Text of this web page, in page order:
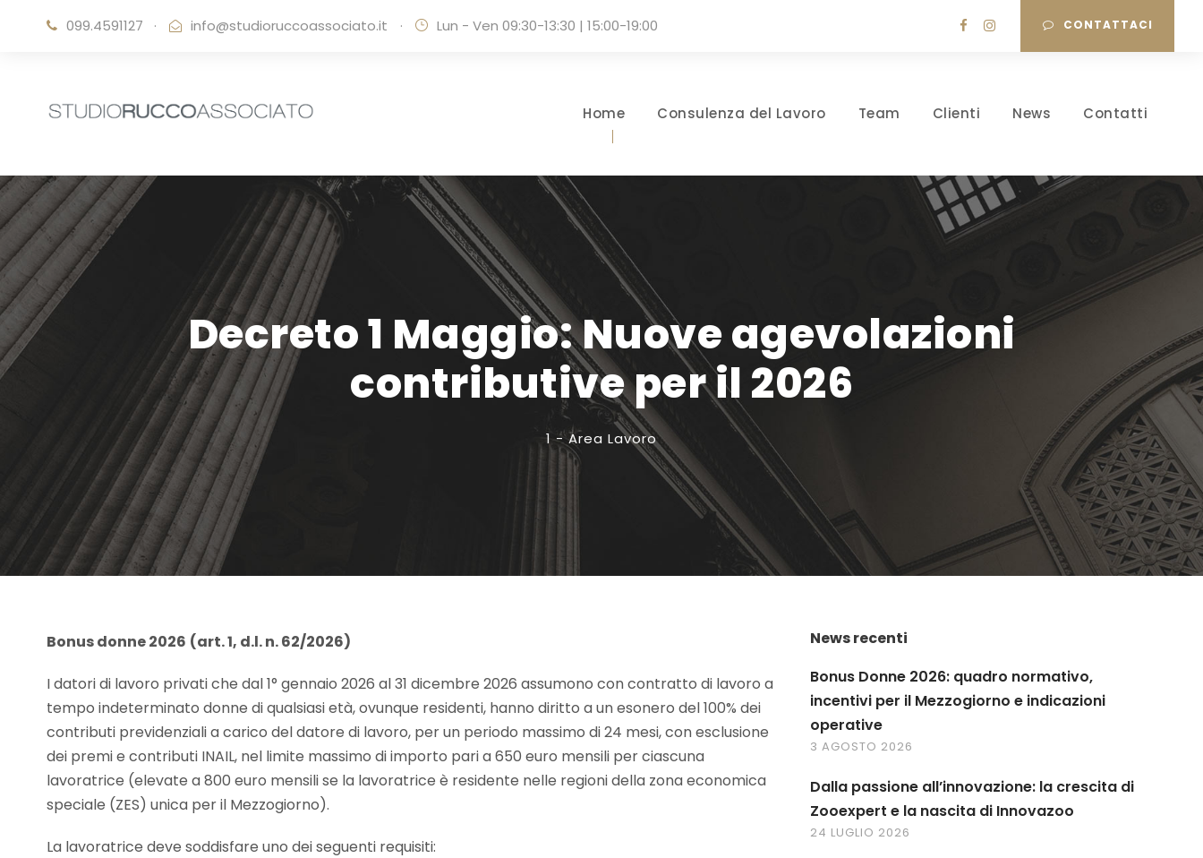
099.4591127 · info@studioruccoassociato.it · Lun - Ven 09:30-13:30 | 15:00-19:00 CONTATTACI
Home Consulenza del Lavoro Team Clienti News Contatti
Decreto 1 Maggio: Nuove agevolazioni
contributive per il 2026
1 - Area Lavoro
Bonus donne 2026 (art. 1, d.l. n. 62/2026)
I datori di lavoro privati che dal 1° gennaio 2026 al 31 dicembre 2026 assumono con contratto di lavoro a
tempo indeterminato donne di qualsiasi età, ovunque residenti, hanno diritto a un esonero del 100% dei
contributi previdenziali a carico del datore di lavoro, per un periodo massimo di 24 mesi, con esclusione
dei premi e contributi INAIL, nel limite massimo di importo pari a 650 euro mensili per ciascuna
lavoratrice (elevate a 800 euro mensili se la lavoratrice è residente nelle regioni della zona economica
speciale (ZES) unica per il Mezzogiorno).
La lavoratrice deve soddisfare uno dei seguenti requisiti:
News recenti
Bonus Donne 2026: quadro normativo,
incentivi per il Mezzogiorno e indicazioni
operative
3 AGOSTO 2026
Dalla passione all’innovazione: la crescita di
Zooexpert e la nascita di Innovazoo
24 LUGLIO 2026